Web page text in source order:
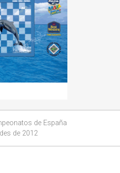
de España
de 2012